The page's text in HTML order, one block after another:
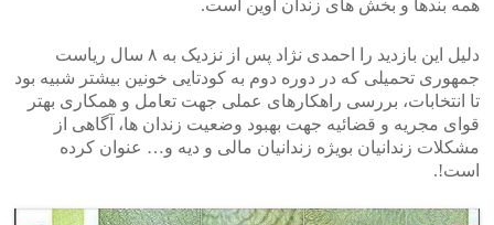
همه بندها و بخش های زندان اوین است.
دلیل این بازدید را احمدی نژاد پس از نزدیک به ۸ سال ریاست
جمهوری تحمیلی که در دوره دوم به کودتایی خونین بیشتر شبیه بود
تا انتخابات، بررسی راهکارهای عملی جهت تعامل و همکاری بهتر
قوای مجریه و قضائیه جهت بهبود وضعیت زندان ها، آگاهی از
مشکلات زندانیان بویژه زندانیان مالی و دیه و… عنوان کرده
است!.